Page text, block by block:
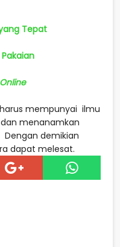
Tepat
Online
mempunyai ilmu
menanamkan
Dengan demikian
dapat melesat.